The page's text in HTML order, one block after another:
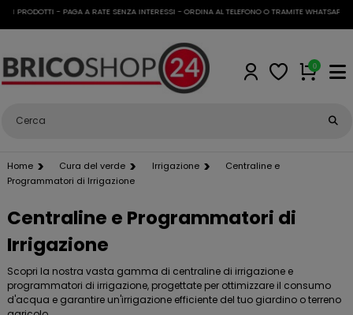
- PAGA A RATE SENZA INTERESSI - ORDINA AL TELEFONO O TRAMITE WHATSAPP•
0
Home Cura del verde Irrigazione
Centraline e
Programmatori di Irrigazione
Centraline e Programmatori di
Irrigazione
Scopri la nostra vasta gamma di centraline di irrigazione e
programmatori di irrigazione, progettate per ottimizzare il consumo
d'acqua e garantire un'irrigazione efficiente del tuo giardino o terreno